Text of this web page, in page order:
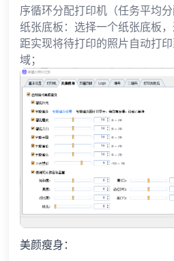
序循环分配打印机（任务平均分
纸张底板：选择一个纸张底板
距实现将待打印的照片自动打
域；
美颜瘦身：